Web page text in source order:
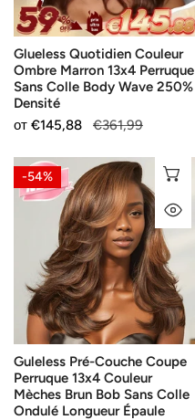
Sans
Colle
Body
Wave
250%
Densité
Glueless Quotidien Couleur
Ombre Marron 13x4 Perruque
Sans Colle Body Wave 250%
Densité
Продажна
от €145,88
Редовна
€361,99
Guleless
Pré-
Perruque
13x4
Couleur
Mèches
Brun
Bob
Sans
Colle
-54%
Guleless Pré-Couche Coupe
Perruque 13x4 Couleur
Mèches Brun Bob Sans Colle
Ondulé Longueur Épaule